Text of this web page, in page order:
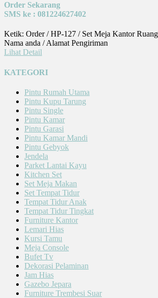
Order Sekarang
SMS ke : 081224627402
Ketik: Order / HP-127 / Set Meja Kantor
Nama anda / Alamat Pengiriman
Lihat Detail
KATEGORI
Pintu Rumah Utama
Pintu Kupu Tarung
Pintu Single
Pintu Kamar
Pintu Garasi
Pintu Kamar Mandi
Pintu Gebyok
Jendela
Parket Lantai Kayu
Kitchen Set
Set Meja Makan
Set Tempat Tidur
Tempat Tidur Anak
Tempat Tidur Tingkat
Furniture Kantor
Lemari Hias
Kursi Tamu
Meja Console
Bufet Tv
Dekorasi Pelaminan
Jam Hias
Gazebo Jepara
Furniture Trembesi Suar